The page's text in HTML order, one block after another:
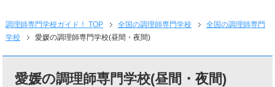
調理師専門学校ガイド！ TOP 全国の調理師専門学校
全国の調理師専門
学校
愛媛の調理師専門学校(昼間・夜間)
愛媛の調理師専門学校(昼間・夜間)